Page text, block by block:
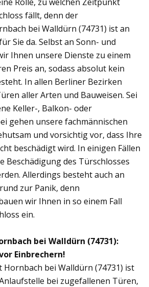
fällt, denn der
bei Walldürn (74731) ist an
Sie da. Selbst an Sonn- und
Ihnen unsere Dienste zu einem
Preis an, sodass absolut kein
In allen Berliner Bezirken
aller Arten und Bauweisen. Sei
Keller-, Balkon- oder
gehen unsere fachmännischen
und vorsichtig vor, dass Ihre
beschädigt wird. In einigen Fällen
Beschädigung des Türschlosses
Allerdings besteht auch an
zur Panik, denn
wir Ihnen in so einem Fall
ein.
bei Walldürn (74731):
Einbrechern!
Hornbach bei Walldürn (74731) ist
bei zugefallenen Türen,